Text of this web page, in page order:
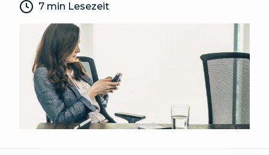
7 min Lesezeit